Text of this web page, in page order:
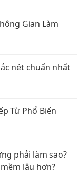
Gian Làm
nét chuẩn nhất
Từ Phổ Biến
phải làm sao?
lâu hơn?